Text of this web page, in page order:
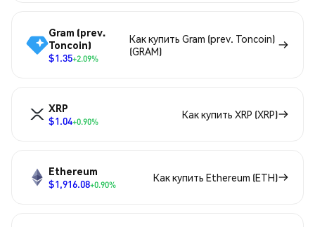
Gram (prev.
Toncoin)
$1.35+2.09%
Как купить Gram (prev. Toncoin)
(GRAM)
XRP
$1.04+0.90%
Как купить XRP (XRP)
Ethereum
$1,916.08+0.90%
Как купить Ethereum (ETH)